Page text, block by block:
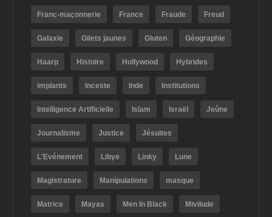
Franc-maçonnerie France Fraude Freud
Galaxie Gilets jaunes Gluten Géographie
Haarp Histoire Hollywood Hybrides
implants Inceste Inde Institutions
Intelligence Artificielle Islam Israël Jeûne
Journalisme Justice Jésuites
L'Evénement Libye Linky Lune
Magistrature Manipulations masque
Matrice Mayas Men In Black Mivilude